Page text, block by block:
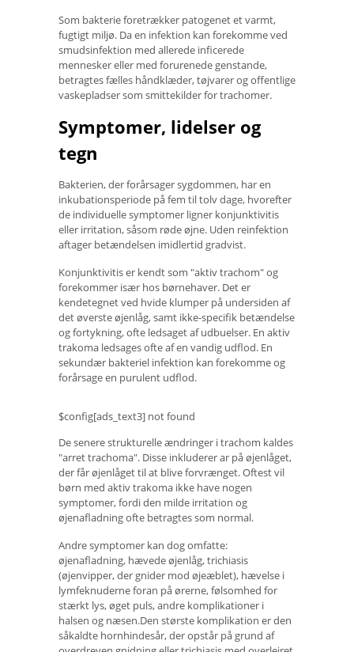
Som bakterie foretrækker patogenet et varmt,
fugtigt miljø. Da en infektion kan forekomme ved
smudsinfektion med allerede inficerede
mennesker eller med forurenede genstande,
betragtes fælles håndklæder, tøjvarer og offentlige
vaskepladser som smittekilder for trachomer.
Symptomer, lidelser og
tegn
Bakterien, der forårsager sygdommen, har en
inkubationsperiode på fem til tolv dage, hvorefter
de individuelle symptomer ligner konjunktivitis
eller irritation, såsom røde øjne. Uden reinfektion
aftager betændelsen imidlertid gradvist.
Konjunktivitis er kendt som "aktiv trachom" og
forekommer især hos børnehaver. Det er
kendetegnet ved hvide klumper på undersiden af ​​
det øverste øjenlåg, samt ikke-specifik betændelse
og fortykning, ofte ledsaget af udbuelser. En aktiv
trakoma ledsages ofte af en vandig udflod. En
sekundær bakteriel infektion kan forekomme og
forårsage en purulent udflod.
$config[ads_text3] not found
De senere strukturelle ændringer i trachom kaldes
"arret trachoma". Disse inkluderer ar på øjenlåget,
der får øjenlåget til at blive forvrænget. Oftest vil
børn med aktiv trakoma ikke have nogen
symptomer, fordi den milde irritation og
øjenafladning ofte betragtes som normal.
Andre symptomer kan dog omfatte:
øjenafladning, hævede øjenlåg, trichiasis
(øjenvipper, der gnider mod øjeæblet), hævelse i
lymfeknuderne foran på ørerne, følsomhed for
stærkt lys, øget puls, andre komplikationer i
halsen og næsen.Den største komplikation er den
såkaldte hornhindesår, der opstår på grund af